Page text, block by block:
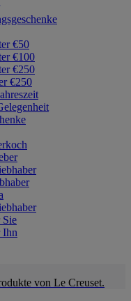
€50
€100
€250
€250
Sie
Ihn
von Le Creuset.